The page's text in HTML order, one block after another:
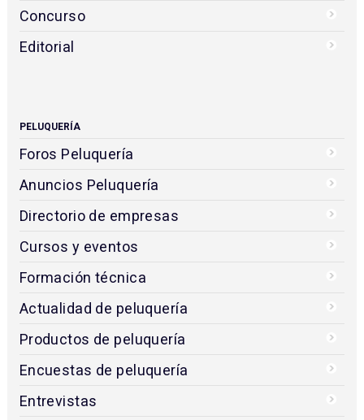
Concurso
Editorial
PELUQUERÍA
Foros Peluquería
Anuncios Peluquería
Directorio de empresas
Cursos y eventos
Formación técnica
Actualidad de peluquería
Productos de peluquería
Encuestas de peluquería
Entrevistas